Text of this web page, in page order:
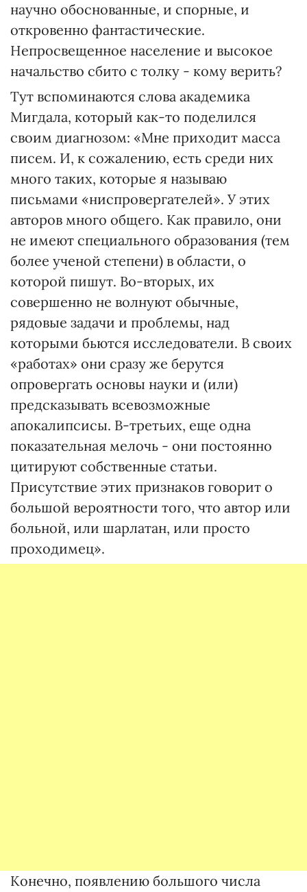
научно обоснованные, и спорные, и
откровенно фантастические.
Непросвещенное население и высокое
начальство сбито с толку - кому верить?
Тут вспоминаются слова академика
Мигдала, который как-то поделился
своим диагнозом: «Мне приходит масса
писем. И, к сожалению, есть среди них
много таких, которые я называю
письмами «ниспровергателей». У этих
авторов много общего. Как правило, они
не имеют специального образования (тем
более ученой степени) в области, о
которой пишут. Во-вторых, их
совершенно не волнуют обычные,
рядовые задачи и проблемы, над
которыми бьются исследователи. В своих
«работах» они сразу же берутся
опровергать основы науки и (или)
предсказывать всевозможные
апокалипсисы. В-третьих, еще одна
показательная мелочь - они постоянно
цитируют собственные статьи.
Присутствие этих признаков говорит о
большой вероятности того, что автор или
больной, или шарлатан, или просто
проходимец».
Конечно, появлению большого числа